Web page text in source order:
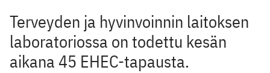
Terveyden ja hyvinvoinnin laitoksen
laboratoriossa on todettu kesän
aikana 45 EHEC-tapausta.